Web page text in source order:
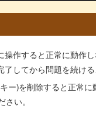
作すると正常に動作し
してから問題を続ける
ー)を削除すると正常に
い。